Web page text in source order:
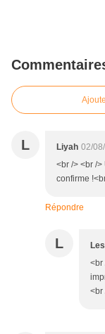
L Liyah 02/
<br /> <br /
confirme
Répondre
L
<br
<br